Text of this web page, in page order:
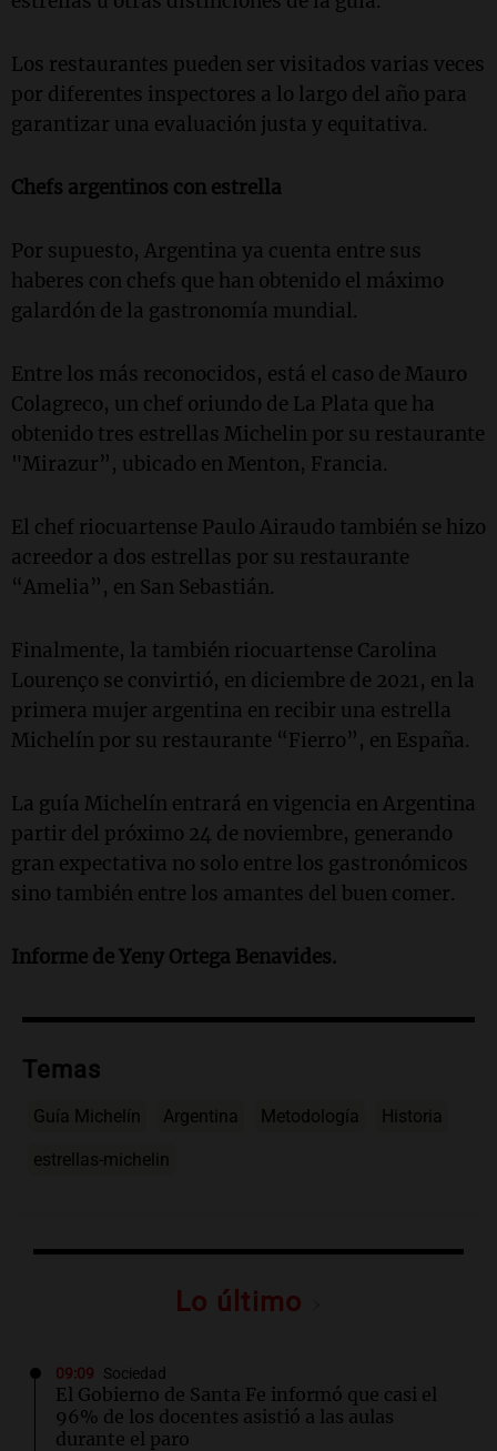
Los restaurantes pueden ser visitados varias veces
por diferentes inspectores a lo largo del año para
garantizar una evaluación justa y equitativa.
Chefs argentinos con estrella
Por supuesto, Argentina ya cuenta entre sus
haberes con chefs que han obtenido el máximo
galardón de la gastronomía mundial.
Entre los más reconocidos, está el caso de Mauro
Colagreco, un chef oriundo de La Plata que ha
obtenido tres estrellas Michelin por su restaurante
"Mirazur”, ubicado en Menton, Francia.
El chef riocuartense Paulo Airaudo también se hizo
acreedor a dos estrellas por su restaurante
“Amelia”, en San Sebastián.
Finalmente, la también riocuartense Carolina
Lourenço se convirtió, en diciembre de 2021, en la
primera mujer argentina en recibir una estrella
Michelín por su restaurante “Fierro”, en España.
La guía Michelín entrará en vigencia en Argentina
partir del próximo 24 de noviembre, generando
gran expectativa no solo entre los gastronómicos
sino también entre los amantes del buen comer.
Informe de Yeny Ortega Benavides.
Temas
Guía Michelín Argentina Metodología Historia
estrellas-michelin
Lo último
09:09 Sociedad
El Gobierno de Santa Fe informó que casi el
96% de los docentes asistió a las aulas
durante el paro